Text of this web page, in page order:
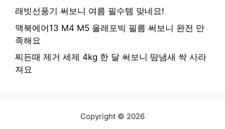
래빗선풍기 써보니 여름 필수템 맞네요!
맥북에어13 M4 M5 올레포빅 필름 써보니 완전 만
족해요
찌든때 제거 세제 4kg 한 달 써보니 땀냄새 싹 사라
져요
Copyright © 2026